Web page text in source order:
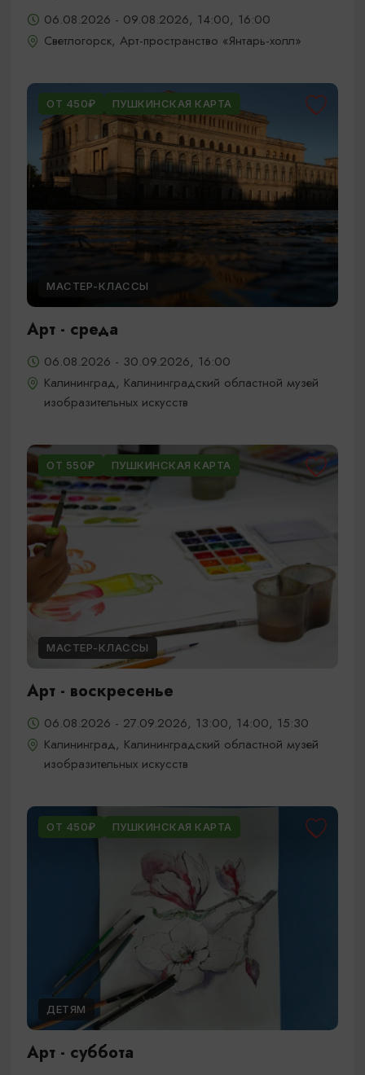
06.08.2026 - 09.08.2026, 14:00, 16:00
Светлогорск, Арт-пространство «Янтарь-холл»
ОТ 450₽ ПУШКИНСКАЯ КАРТА
МАСТЕР-КЛАССЫ
Арт - среда
06.08.2026 - 30.09.2026, 16:00
Калининград, Калининградский областной музей
изобразительных искусств
ОТ 550₽ ПУШКИНСКАЯ КАРТА
МАСТЕР-КЛАССЫ
Арт - воскресенье
06.08.2026 - 27.09.2026, 13:00, 14:00, 15:30
Калининград, Калининградский областной музей
изобразительных искусств
ОТ 450₽ ПУШКИНСКАЯ КАРТА
ДЕТЯМ
Арт - суббота